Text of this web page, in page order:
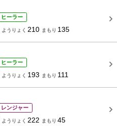
ヒーラー
ようりょく 210 まもり 135
ヒーラー
ようりょく 193 まもり 111
レンジャー
ようりょく 222 まもり 45